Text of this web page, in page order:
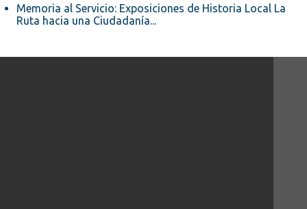
Memoria al Servicio: Exposiciones de Historia Local La
Ruta hacia una Ciudadanía...